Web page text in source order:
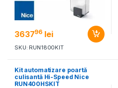
363796 lei
SKU: RUN1800KIT
Kit automatizare poartă
culisantă Hi-Speed Nice
RUN400HSKIT